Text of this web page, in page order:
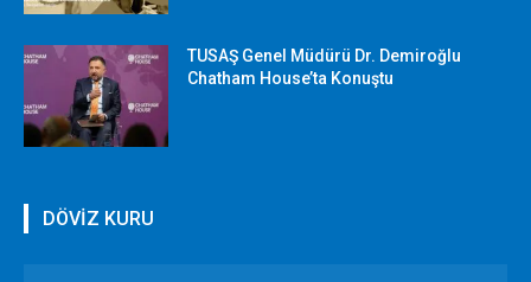
TUSAŞ Genel Müdürü Dr. Demiroğlu
Chatham House’ta Konuştu
DÖVİZ KURU